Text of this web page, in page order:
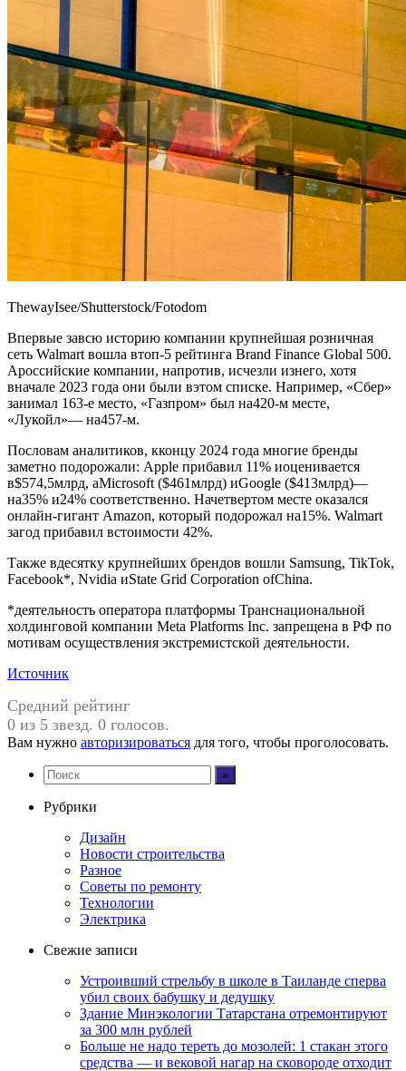
ThewayIsee/Shutterstock/Fotodom
Впервые завсю историю компании крупнейшая розничная
сеть Walmart вошла втоп-5 рейтинга Brand Finance Global 500.
Ароссийские компании, напротив, исчезли изнего, хотя
вначале 2023 года они были вэтом списке. Например, «Сбер»
занимал 163-е место, «Газпром» был на420-м месте,
«Лукойл»— на457-м.
Пословам аналитиков, кконцу 2024 года многие бренды
заметно подорожали: Apple прибавил 11% иоценивается
в$574,5млрд, аMicrosoft ($461млрд) иGoogle ($413млрд)—
на35% и24% соответственно. Начетвертом месте оказался
онлайн-гигант Amazon, который подорожал на15%. Walmart
загод прибавил встоимости 42%.
Также вдесятку крупнейших брендов вошли Samsung, TikTok,
Facebook*, Nvidia иState Grid Corporation ofChina.
*деятельность оператора платформы Транснациональной
холдинговой компании Meta Platforms Inc. запрещена в РФ по
мотивам осуществления экстремистской деятельности.
Источник
Средний рейтинг
0 из 5 звезд. 0 голосов.
Вам нужно авторизироваться для того, чтобы проголосовать.
Рубрики
Дизайн
Новости строительства
Разное
Советы по ремонту
Технологии
Электрика
Свежие записи
Устроивший стрельбу в школе в Таиланде сперва
убил своих бабушку и дедушку
Здание Минэкологии Татарстана отремонтируют
за 300 млн рублей
Больше не надо тереть до мозолей: 1 стакан этого
средства — и вековой нагар на сковороде отходит